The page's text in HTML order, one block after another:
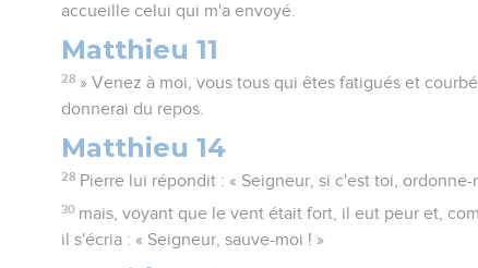
accueille celui qui m'a envoyé.
Matthieu 11
28 » Venez à moi, vous tous qui êtes fatigués et
donnerai du repos.
Matthieu 14
28 Pierre lui répondit : « Seigneur, si c'est toi, ordonne-
30 mais, voyant que le vent était fort, il eut peur et,
il s'écria : « Seigneur, sauve-moi ! »